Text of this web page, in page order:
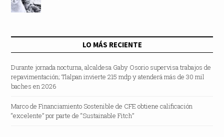
LO MÁS RECIENTE
Durante jornada nocturna, alcaldesa Gaby Osorio supervisa trabajos de
repavimentación; Tlalpan invierte 215 mdp y atenderá más de 30 mil
baches en 2026
Marco de Financiamiento Sostenible de CFE obtiene calificación
“excelente” por parte de “Sustainable Fitch”